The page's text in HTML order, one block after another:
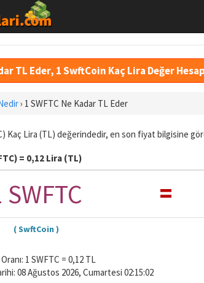
TL Eder, 1 SwftCoin Kaç Lira Değer
› 1 SWFTC Ne Kadar TL Eder
Kaç Lira (TL) değerindedir, en son fiyat bilgisine
= 0,12 Lira (TL)
SWFTC =
( SwftCoin )
1 SWFTC = 0,12 TL
08 Ağustos 2026, Cumartesi 02:15:02